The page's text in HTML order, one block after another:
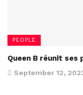
PEOPLE
Queen B réunit
September 12,